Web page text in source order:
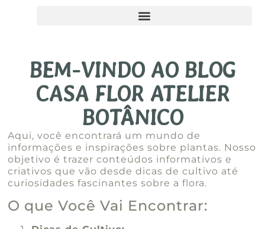
BEM-VINDO AO BLOG
CASA FLOR ATELIER
BOTÂNICO
Aqui, você encontrará um mundo de
informações e inspirações sobre plantas. Nosso
objetivo é trazer conteúdos informativos e
criativos que vão desde dicas de cultivo até
curiosidades fascinantes sobre a flora.
O que Você Vai Encontrar: